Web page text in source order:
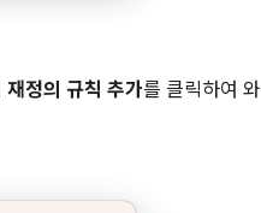
재정의 규칙 추가를 클릭하여 와